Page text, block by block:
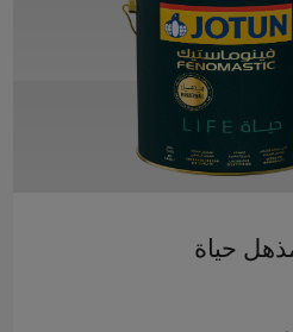
حياة